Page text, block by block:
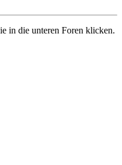
in die unteren Foren klicken.